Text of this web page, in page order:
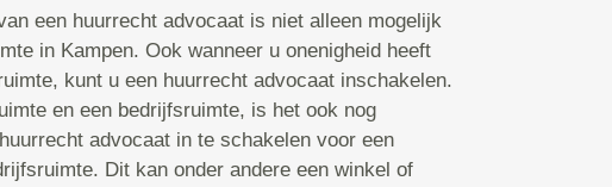
een huurrecht advocaat is niet alleen mogelijk
in Kampen. Ook wanneer u onenigheid heeft
kunt u een huurrecht advocaat inschakelen.
en een bedrijfsruimte, is het ook nog
advocaat in te schakelen voor een
Dit kan onder andere een winkel of